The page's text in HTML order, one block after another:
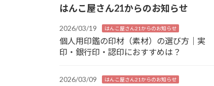
はんこ屋さん21からのお知らせ
2026/03/19 はんこ屋さん21からのお知らせ
個人用印鑑の印材（素材）の選び方｜実
印・銀行印・認印におすすめは？
2026/03/09 はんこ屋さん21からのお知らせ